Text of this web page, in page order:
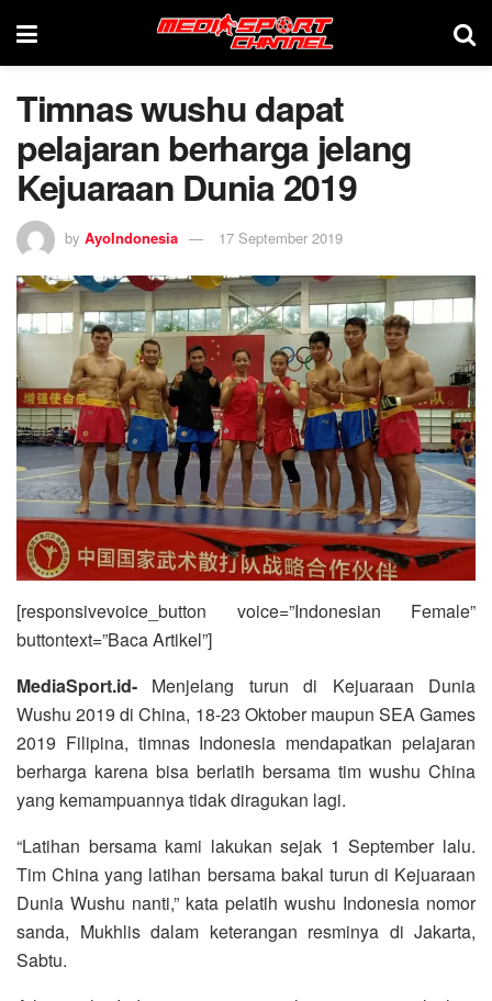
Timnas wushu dapat
pelajaran berharga jelang
Kejuaraan Dunia 2019
by AyoIndonesia 17 September 2019
[responsivevoice_button voice=”Indonesian Female”
buttontext=”Baca Artikel”]
MediaSport.id- Menjelang turun di Kejuaraan Dunia
Wushu 2019 di China, 18-23 Oktober maupun SEA Games
2019 Filipina, timnas Indonesia mendapatkan pelajaran
berharga karena bisa berlatih bersama tim wushu China
yang kemampuannya tidak diragukan lagi.
“Latihan bersama kami lakukan sejak 1 September lalu.
Tim China yang latihan bersama bakal turun di Kejuaraan
Dunia Wushu nanti,” kata pelatih wushu Indonesia nomor
sanda, Mukhlis dalam keterangan resminya di Jakarta,
Sabtu.